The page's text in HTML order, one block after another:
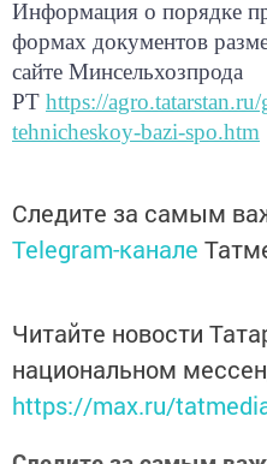
Информация о порядке
формах документов
сайте Минсельхозпрода
РТ https://
tehnicheskoy-bazi-spo.htm
Следите за самым
Telegram-канале
Читайте новости
национальном
https://max.ru/